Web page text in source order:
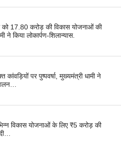
को 17.80 करोड़ की विकास योजनाओं की
ने किया लोकार्पण-शिलान्यास.
कांवड़ियों पर पुष्पवर्षा, मुख्यमंत्री धामी ने
विकास योजनाओं के लिए ₹5 करोड़ की